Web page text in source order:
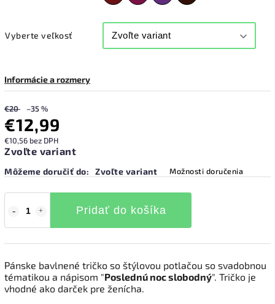
Vyberte veľkosť
Informácie a rozmery
€20 –35 %
€12,99
€10,56 bez DPH
Zvoľte variant
Môžeme doručiť do: Zvoľte variant Možnosti doručenia
Pridať do košíka
Pánske bavlnené tričko so štýlovou potlačou so svadobnou
tématikou a nápisom "Poslednú noc slobodný". Tričko je
vhodné ako darček pre ženícha.